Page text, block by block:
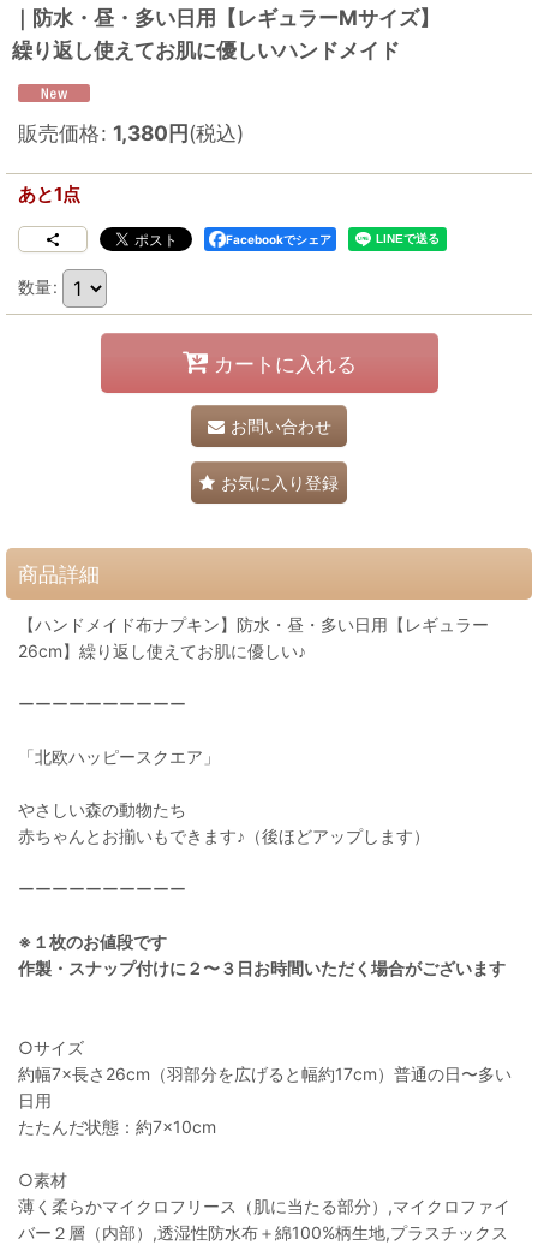
｜防水・昼・多い日用【レギュラーMサイズ】
繰り返し使えてお肌に優しいハンドメイド
販売価格: 1,380円(税込)
あと1点
Facebookでシェア
数量:
カートに入れる
お問い合わせ
お気に入り登録
商品詳細
【ハンドメイド布ナプキン】防水・昼・多い日用【レギュラー
26cm】繰り返し使えてお肌に優しい♪
ーーーーーーーーーー
「北欧ハッピースクエア」
やさしい森の動物たち
赤ちゃんとお揃いもできます♪（後ほどアップします）
ーーーーーーーーーー
※１枚のお値段です
作製・スナップ付けに２〜３日お時間いただく場合がございます
○サイズ
約幅7×長さ26cm（羽部分を広げると幅約17cm）普通の日〜多い
日用
たたんだ状態：約7×10cm
○素材
薄く柔らかマイクロフリース（肌に当たる部分）,マイクロファイ
バー２層（内部）,透湿性防水布＋綿100%柄生地,プラスチックス